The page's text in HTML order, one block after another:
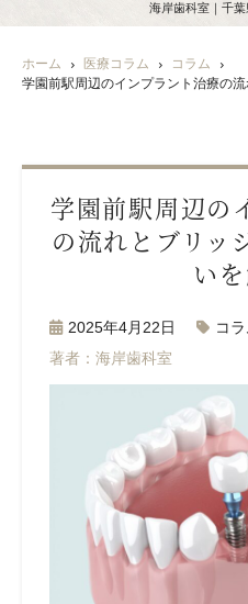
海岸歯科室｜千
ホーム 医療コラム
コラム
学園前駅周辺のインプラント治療の
学園前駅周辺の
の流れとブリッ
い
2025年4月22日
コラ
著者：海岸歯科室